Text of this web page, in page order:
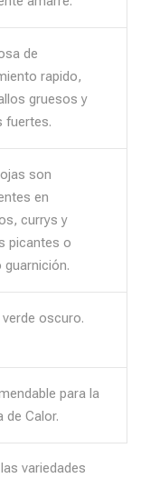
de
rapido,
gruesos y
fuertes.
son
en
currys y
picantes o
oscuro.
para la
de Calor.
variedades